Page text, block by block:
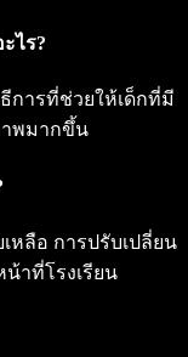
ไร?
การที่ช่วยให้เด็กที่มี
าพมากขึ้น
หลือ การปรับเปลี่ยน
าที่โรงเรียน